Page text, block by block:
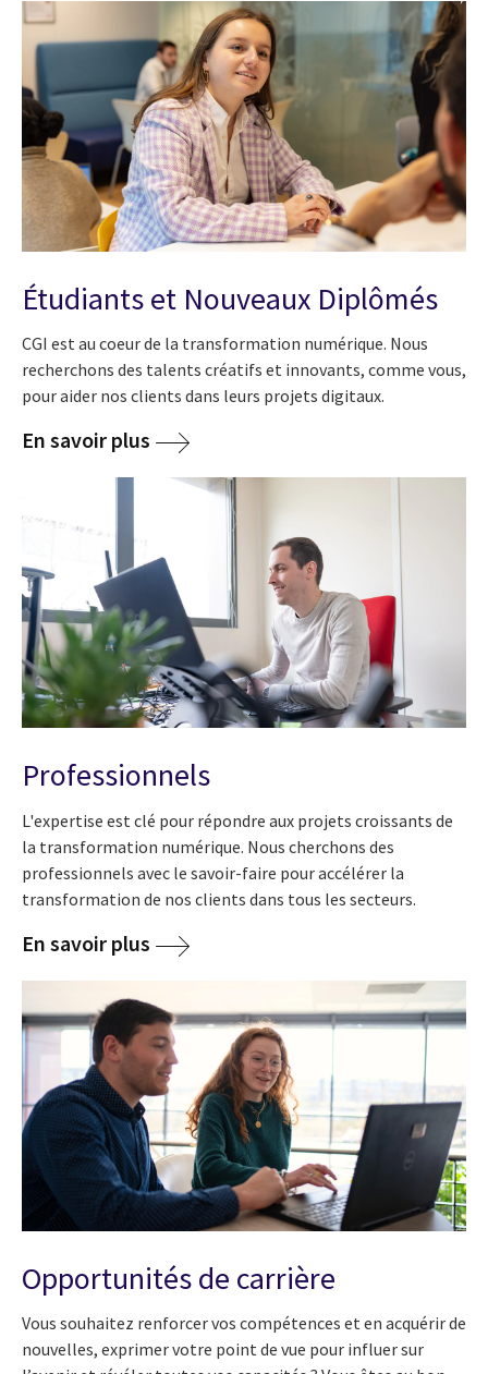
Étudiants et Nouveaux Diplômés
CGI est au coeur de la transformation numérique. Nous
recherchons des talents créatifs et innovants, comme vous,
pour aider nos clients dans leurs projets digitaux.
En savoir plus
Professionnels
L'expertise est clé pour répondre aux projets croissants de
la transformation numérique. Nous cherchons des
professionnels avec le savoir-faire pour accélérer la
transformation de nos clients dans tous les secteurs.
En savoir plus
Opportunités de carrière
Vous souhaitez renforcer vos compétences et en acquérir de
nouvelles, exprimer votre point de vue pour influer sur